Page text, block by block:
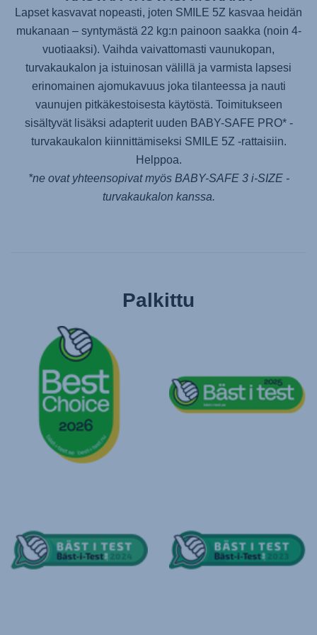
Lapset kasvavat nopeasti, joten SMILE 5Z kasvaa heidän
mukanaan – syntymästä 22 kg:n painoon saakka (noin 4-
vuotiaaksi). Vaihda vaivattomasti vaunukopan,
turvakaukalon ja istuinosan välillä ja varmista lapsesi
erinomainen ajomukavuus joka tilanteessa ja nauti
vaunujen pitkäkestoisesta käytöstä. Toimitukseen
sisältyvät lisäksi adapterit uuden BABY-SAFE PRO* -
turvakaukalon kiinnittämiseksi SMILE 5Z -rattaisiin.
Helppoa.
*ne ovat yhteensopivat myös BABY-SAFE 3 i-SIZE-
turvakaukalon kanssa.
Palkittu